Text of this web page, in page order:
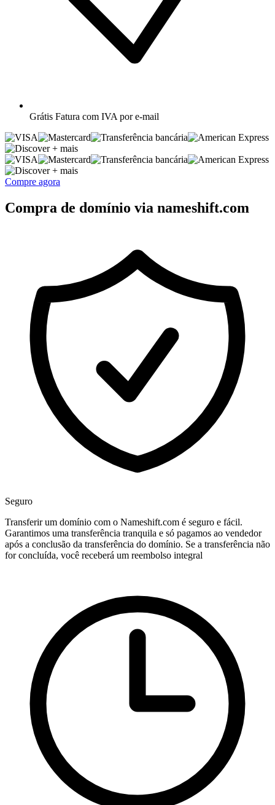
Grátis Fatura com IVA por e-mail
+ mais
+ mais
Compre agora
Compra de domínio via nameshift.com
Seguro
Transferir um domínio com o Nameshift.com é seguro e fácil.
Garantimos uma transferência tranquila e só pagamos ao vendedor
após a conclusão da transferência do domínio. Se a transferência não
for concluída, você receberá um reembolso integral